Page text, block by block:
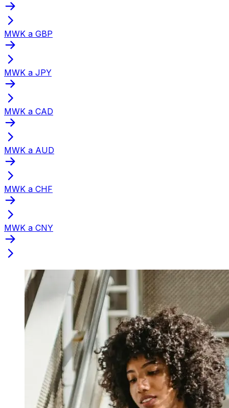
MWK a GBP
MWK a JPY
MWK a CAD
MWK a AUD
MWK a CHF
MWK a CNY